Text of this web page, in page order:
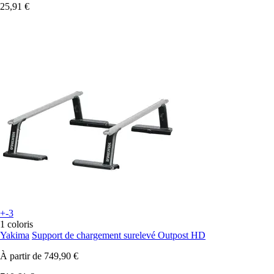
25,91 €
+-3
1 coloris
Yakima Support de chargement surelevé Outpost HD
À partir de 749,90 €